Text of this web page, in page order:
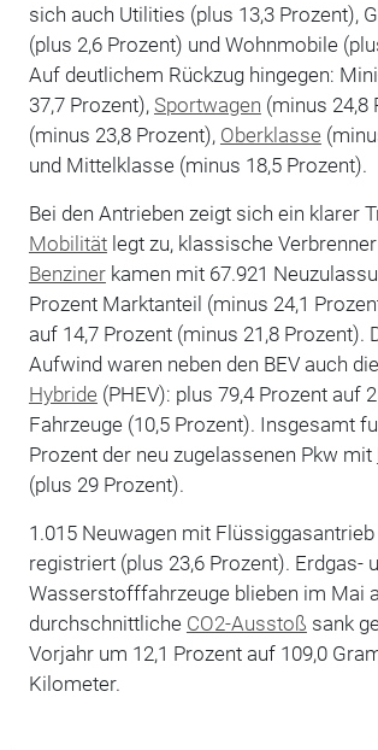
sich auch Utilities (plus 13,3 Prozent),
(plus 2,6 Prozent) und Wohnmobile
Auf deutlichem Rückzug hingegen:
37,7 Prozent), Sportwagen (minus 24,8
(minus 23,8 Prozent), Oberklasse
und Mittelklasse (minus 18,5 Prozent).
Bei den Antrieben zeigt sich ein klarer
Mobilitätlegt zu, klassische
Benzinerkamen mit 67.921
Prozent Marktanteil (minus 24,1
auf 14,7 Prozent (minus 21,8 Prozent).
Aufwind waren neben den BEV auch die
Hybride (PHEV): plus 79,4 Prozent auf
Fahrzeuge (10,5 Prozent). Insgesamt
Prozent der neu zugelassenen Pkw mit
(plus 29 Prozent).
1.015 Neuwagen mit
registriert (plus 23,6 Prozent). Erdgas-
Wasserstofffahrzeuge blieben im Mai
durchschnittliche CO2-Ausstoß sank
Vorjahr um 12,1 Prozent auf 109,0
Kilometer.